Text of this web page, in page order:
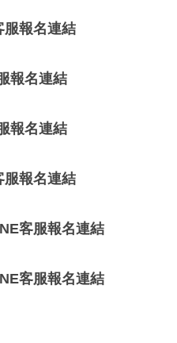
服報名連結
報名連結
報名連結
服報名連結
客服報名連結
客服報名連結